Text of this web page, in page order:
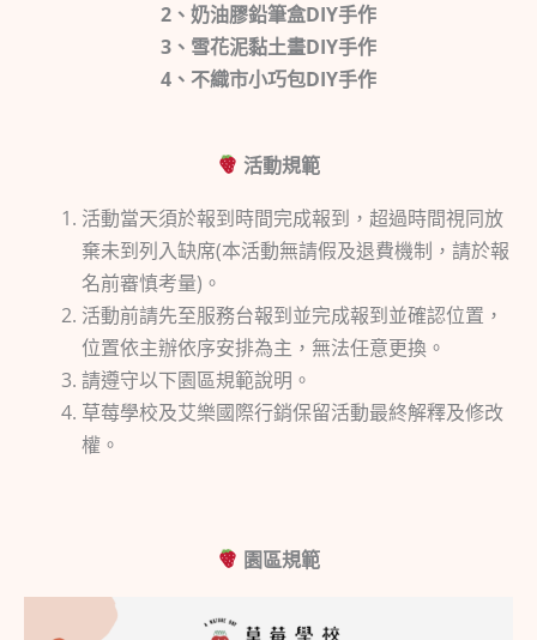
2、奶油膠鉛筆盒DIY手作
3、 雪花泥黏土畫DIY手作
4、不織市小巧包DIY手作
活動規範
活動當天須於報到時間完成報到，超過時間視同放
棄未到列入缺席(本活動無請假及退費機制，請於報
名前審慎考量)。
活動前請先至服務台報到並完成報到並確認位置，
位置依主辦依序安排為主，無法任意更換。
請遵守以下園區規範說明。
草莓學校及艾樂國際行銷保留活動最終解釋及修改
權。
園區規範